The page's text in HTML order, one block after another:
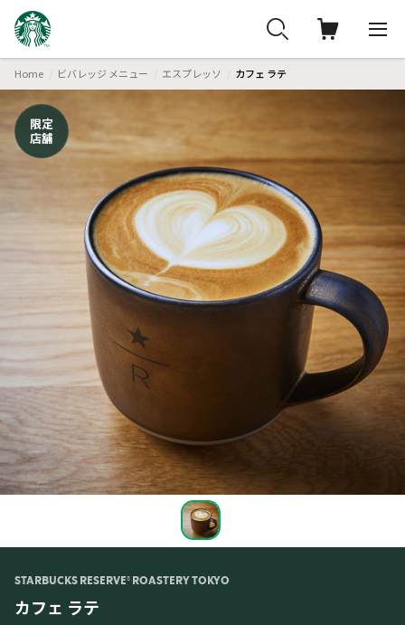
Home ビバレッジ メニュー エスプレッソ カフェ ラテ
限定
店舗
STARBUCKS RESERVE® ROASTERY TOKYO
カフェ ラテ